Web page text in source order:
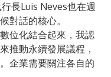
長Luis Neves也在週
對話的核心。
位化結合起來，我認
推動永續發展議程，
企業需要關注各自的